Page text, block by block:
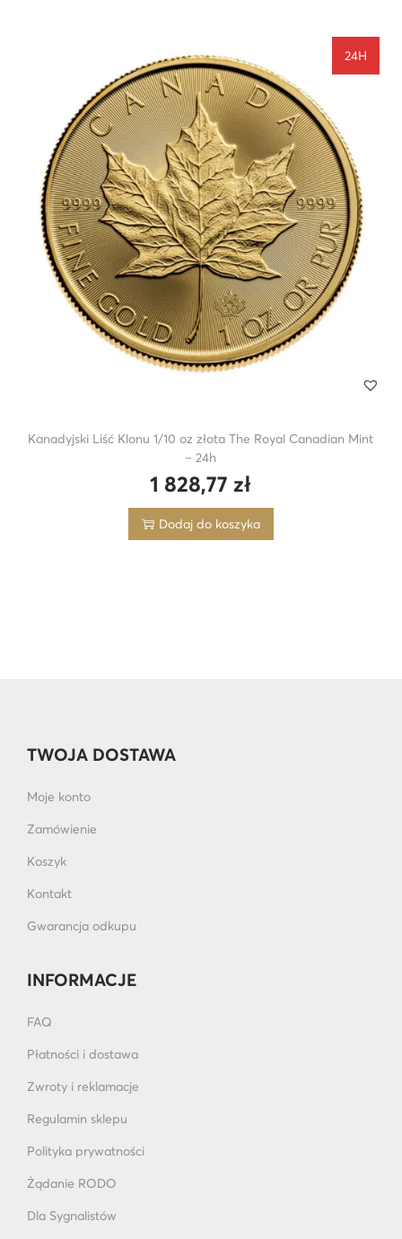
Kanadyjski Liść Klonu 1/10 oz złota The Royal Canadian Mint
– 24h
1 828,77zł
24H
Dodaj do koszyka
TWOJA DOSTAWA
Moje konto
Zamówienie
Koszyk
Kontakt
Gwarancja odkupu
INFORMACJE
FAQ
Płatności i dostawa
Zwroty i reklamacje
Regulamin sklepu
Polityka prywatności
Żądanie RODO
Dla Sygnalistów